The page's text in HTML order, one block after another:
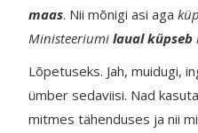
maas. Nii mõnigi asi aga
Ministeeriumilaual küpseb
Lõpetuseks. Jah, muidugi,
ümber sedaviisi. Nad
mitmes tähenduses ja nii